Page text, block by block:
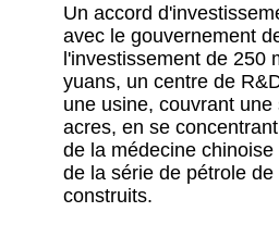
Un accord
avec le gouvernement
l'investissement de 250
yuans, un centre de
une usine, couvrant
acres, en se
de la médecine
de la série de pétrole
construits.